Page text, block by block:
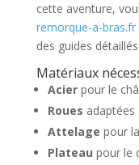
cette aventure,
remorque-a-bras.fr
des guides détaillés.
Matériaux
Acierpour le
Roues adaptées
Attelage pour
Plateau pour le